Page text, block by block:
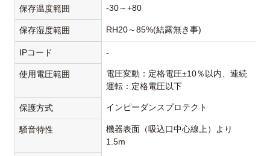
保存温度範囲 -30～+80
保存湿度範囲 RH20～85%(結露無き事)
IPコード -
使用電圧範囲
電圧変動：定格電圧±10％以内、連続
運転：定格電圧以下
保護方式 インピーダンスプロテクト
騒音特性
機器表面（吸込口中心線上）より
1.5m